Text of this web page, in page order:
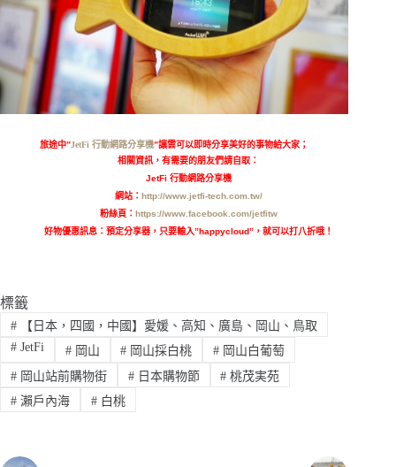
旅途中”JetFi 行動網路分享機”讓雲可以即時分享美好的事物給大家；
相關資訊，有需要的朋友們請自取：
JetFi 行動網路分享機
網站： http://www.jetfi-tech.com.tw/
粉絲頁： https://www.facebook.com/jetfitw
好物優惠訊息：預定分享器，只要輸入”happycloud”，就可以打八折哦！
標籤
#【日本，四國，中國】愛媛、高知、廣島、岡山、鳥取
#JetFi #岡山 # 岡山採白桃 # 岡山白葡萄
#岡山站前購物街 #日本購物節 # 桃茂実苑
#瀨戶內海 #白桃